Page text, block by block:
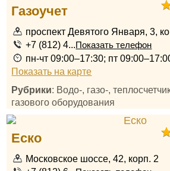
Газоучет
проспект Девятого Января, 3,
+7 (812) 4...Показать телефон
пн-чт 09:00–17:30; пт
Показать на карте
Рубрики: Водо-, газо-,
газового оборудования
Еско
Московское шоссе, 42, корп. 2